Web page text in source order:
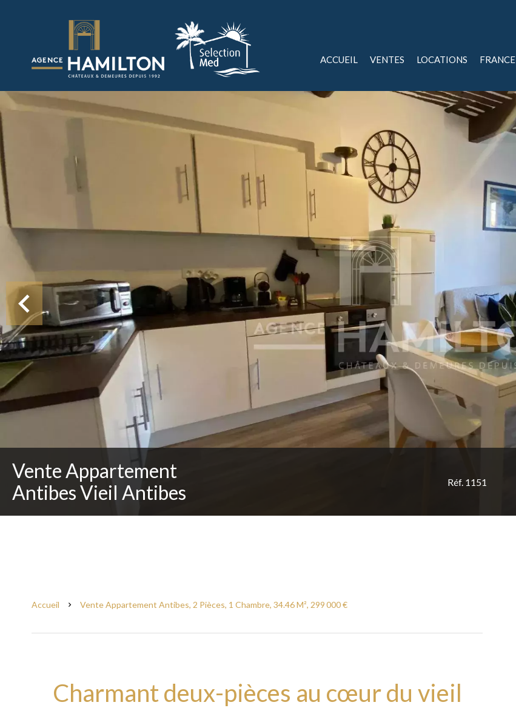
ACCUEIL VENTES LOCATIONS FRANCE
Vente Appartement
Antibes Vieil Antibes
Réf. 1151
Accueil Vente Appartement Antibes, 2 Pièces, 1 Chambre, 34.46 M², 299 000 €
Charmant deux-pièces au cœur du vieil